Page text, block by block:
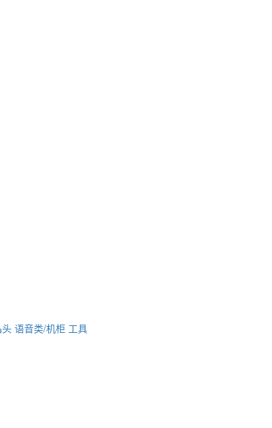
语音类/机柜 工具